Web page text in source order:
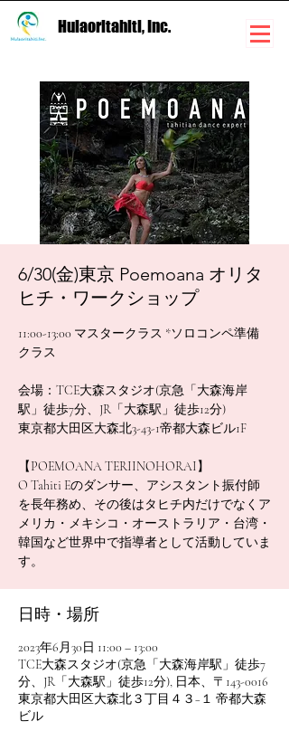
Hulaoritahiti, Inc.
6/30(金)東京 Poemoana オリタ
ヒチ・ワークショップ
11:00-13:00 マスタークラス *ソロコンペ準備
クラス
会場：TCE大森スタジオ(京急「大森海岸
駅」徒歩7分、JR「大森駅」徒歩12分)
東京都大田区大森北3-43-1帝都大森ビル1F
【POEMOANA TERIINOHORAI】
O Tahiti Eのダンサー、アシスタント振付師
を長年務め、その後はタヒチ内だけでなくア
メリカ・メキシコ・オーストラリア・台湾・
韓国など世界中で指導者として活動していま
す。
日時・場所
2023年6月30日 11:00 – 13:00
TCE大森スタジオ(京急「大森海岸駅」徒歩7
分、JR「大森駅」徒歩12分), 日本、〒143-0016
東京都大田区大森北３丁目４３−１ 帝都大森
ビル